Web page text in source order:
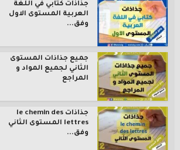
جذاذات كتابي في اللغة
العربية المستوى الاول
وفق...
جميع جذاذات المستوى
الثاني لجميع المواد و
المراجع
جذاذات le chemin des
lettres المستوى الثاني
وفق...